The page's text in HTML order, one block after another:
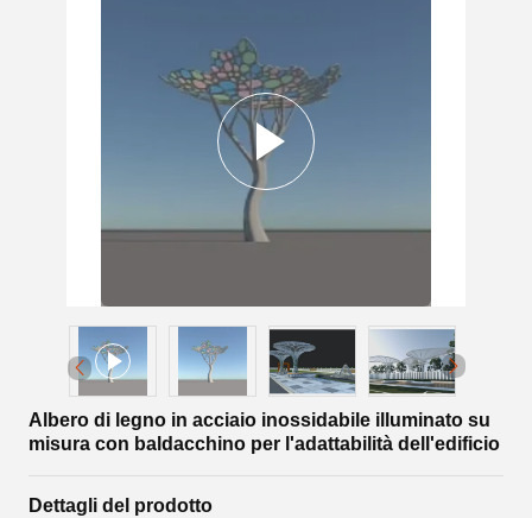
Albero di legno in acciaio inossidabile illuminato su
misura con baldacchino per l'adattabilità dell'edificio
Dettagli del prodotto